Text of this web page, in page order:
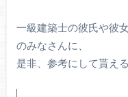
一級建築士の彼氏や彼
のみなさんに、
是非、参考にして貰え